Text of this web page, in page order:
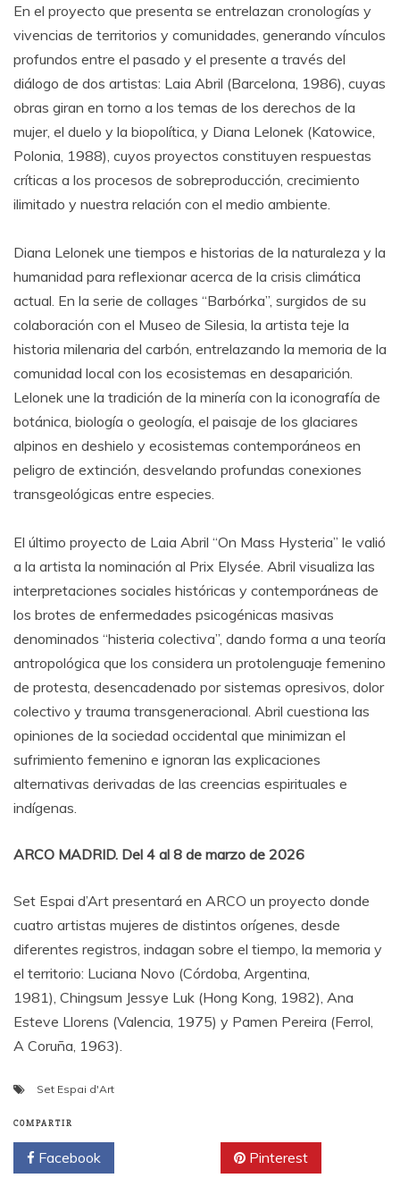
En el proyecto que presenta se entrelazan cronologías y
vivencias de territorios y comunidades, generando vínculos
profundos entre el pasado y el presente a través del
diálogo de dos artistas: Laia Abril (Barcelona, 1986), cuyas
obras giran en torno a los temas de los derechos de la
mujer, el duelo y la biopolítica, y Diana Lelonek (Katowice,
Polonia, 1988), cuyos proyectos constituyen respuestas
críticas a los procesos de sobreproducción, crecimiento
ilimitado y nuestra relación con el medio ambiente.
Diana Lelonek une tiempos e historias de la naturaleza y la
humanidad para reflexionar acerca de la crisis climática
actual. En la serie de collages “Barbórka”, surgidos de su
colaboración con el Museo de Silesia, la artista teje la
historia milenaria del carbón, entrelazando la memoria de la
comunidad local con los ecosistemas en desaparición.
Lelonek une la tradición de la minería con la iconografía de
botánica, biología o geología, el paisaje de los glaciares
alpinos en deshielo y ecosistemas contemporáneos en
peligro de extinción, desvelando profundas conexiones
transgeológicas entre especies.
El último proyecto de Laia Abril “On Mass Hysteria” le valió
a la artista la nominación al Prix Elysée. Abril visualiza las
interpretaciones sociales históricas y contemporáneas de
los brotes de enfermedades psicogénicas masivas
denominados “histeria colectiva”, dando forma a una teoría
antropológica que los considera un protolenguaje femenino
de protesta, desencadenado por sistemas opresivos, dolor
colectivo y trauma transgeneracional. Abril cuestiona las
opiniones de la sociedad occidental que minimizan el
sufrimiento femenino e ignoran las explicaciones
alternativas derivadas de las creencias espirituales e
indígenas.
ARCO MADRID. Del 4 al 8 de marzo de 2026
Set Espai d’Art presentará en ARCO un proyecto donde
cuatro artistas mujeres de distintos orígenes, desde
diferentes registros, indagan sobre el tiempo, la memoria y
el territorio: Luciana Novo (Córdoba, Argentina,
1981), Chingsum Jessye Luk (Hong Kong, 1982), Ana
Esteve Llorens (Valencia, 1975) y Pamen Pereira (Ferrol,
A Coruña, 1963).
Set Espai d'Art
COMPARTIR
Facebook Pinterest